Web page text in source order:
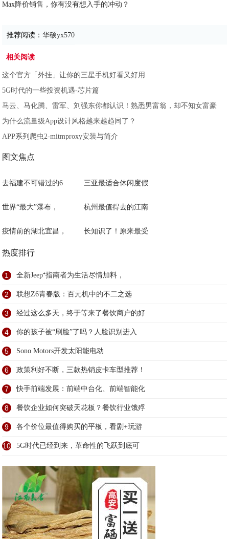
Max降价销售，你有没有想入手的冲动？
推荐阅读：华硕yx570
相关阅读
这个官方「外挂」让你的三星手机好看又好用
5G时代的一些投资机遇-芯片篇
马云、马化腾、雷军、刘强东你都认识！熟悉男富翁，却不知女富豪
为什么流量级App设计风格越来越趋同了？
APP系列爬虫2-mitmproxy安装与简介
图文焦点
去福建不可错过的6 三亚最适合休闲度假
世界“最大”瀑布， 杭州最值得去的江南
疫情前的湖北宜昌， 长知识了！原来最受
热度排行
1 全新Jeep⁺指南者为生活尽情加料，
2 联想Z6青春版：百元机中的不二之选
3 经过这么多天，终于等来了餐饮商户的好
4 你的孩子被“刷脸”了吗？人脸识别进入
5 Sono Motors开发太阳能电动
6 政策利好不断，三款热销皮卡车型推荐！
7 快手前端发展：前端中台化、前端智能化
8 餐饮企业如何突破天花板？餐饮行业饿殍
9 各个价位最值得购买的平板，看剧+玩游
10 5G时代已经到来，革命性的飞跃到底可